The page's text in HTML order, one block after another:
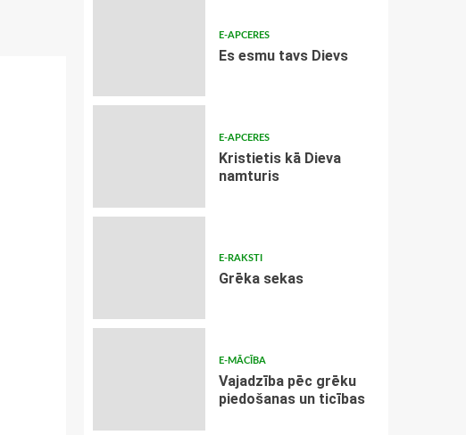
E-APCERES
Es esmu tavs Dievs
E-APCERES
Kristietis kā Dieva
namturis
E-RAKSTI
Grēka sekas
E-MĀCĪBA
Vajadzība pēc grēku
piedošanas un ticības